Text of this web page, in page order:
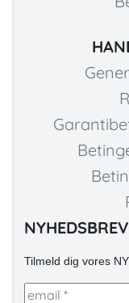
NYHEDSBREV
Tilmeld dig vores